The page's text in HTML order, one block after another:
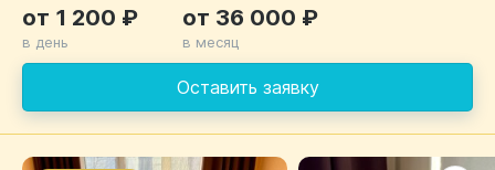
Оставить заявку
от 1 200 ₽
в день
от 36 000 ₽
в месяц